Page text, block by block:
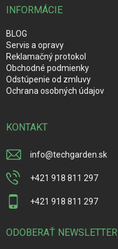
INFORMÁCIE
BLOG
Servis a opravy
Reklamačný protokol
Obchodné podmienky
Odstúpenie od zmluvy
Ochrana osobných údajov
KONTAKT
info@techgarden.sk
+421 918 811 297
+421 918 811 297
ODOBERAŤ NEWSLETTER